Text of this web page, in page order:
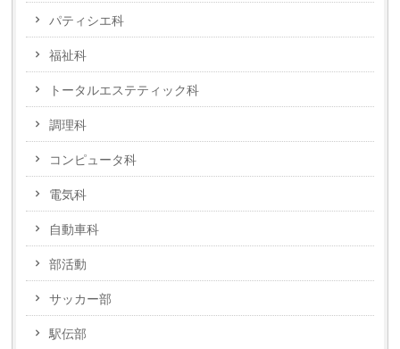
パティシエ科
福祉科
トータルエステティック科
調理科
コンピュータ科
電気科
自動車科
部活動
サッカー部
駅伝部